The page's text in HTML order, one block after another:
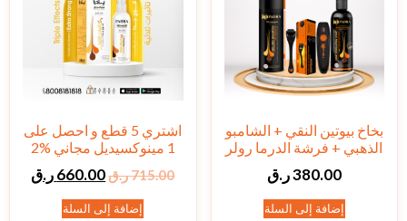
بخاخ بيوتين النقي + الشامبو
الذهبي + فرشة الدرما رولر
380.00ر.ق
إضافة إلى السلة
اشتري 5 قطع و احصل على
1 مينوكسيديل مجاني %2
715.00ر.ق660.00ر.ق
إضافة إلى السلة